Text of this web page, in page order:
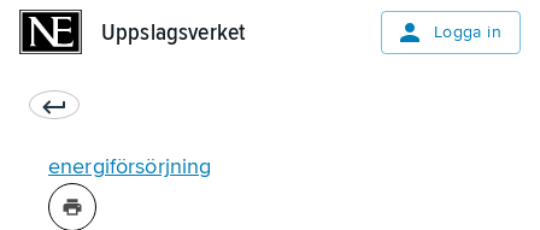
Uppslagsverket Logga in
energiförsörjning